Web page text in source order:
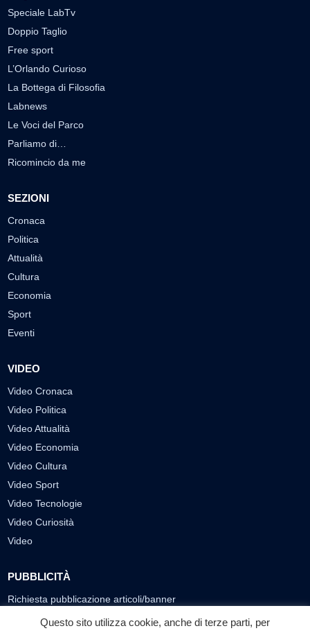
Speciale LabTv
Doppio Taglio
Free sport
L’Orlando Curioso
La Bottega di Filosofia
Labnews
Le Voci del Parco
Parliamo di…
Ricomincio da me
SEZIONI
Cronaca
Politica
Attualità
Cultura
Economia
Sport
Eventi
VIDEO
Video Cronaca
Video Politica
Video Attualità
Video Economia
Video Cultura
Video Sport
Video Tecnologie
Video Curiosità
Video
PUBBLICITÀ
Richiesta pubblicazione articoli/banner
SEGUICI SUI SOCIAL
Questo sito utilizza cookie, anche di terze parti, per